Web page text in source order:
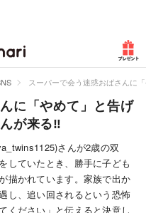
スーパーで会う迷惑おばさんに
に「やめて」と告げ
が来る‼
さんが2歳の双
していたとき、勝手に子ども
描かれています。家族で出か
し、追い回されるという恐怖
ください」と伝えると決意し